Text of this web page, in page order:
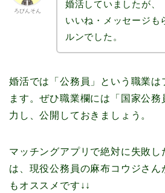
ろびんそん
婚活していましたが、
いいね・メッセージも
ルンでした。
婚活では「公務員」という職業は
ます。ぜひ職業欄には「国家公務
力し、公開しておきましょう。
マッチングアプリで絶対に失敗し
は、現役公務員の麻布コウジさん
もオススメです↓↓